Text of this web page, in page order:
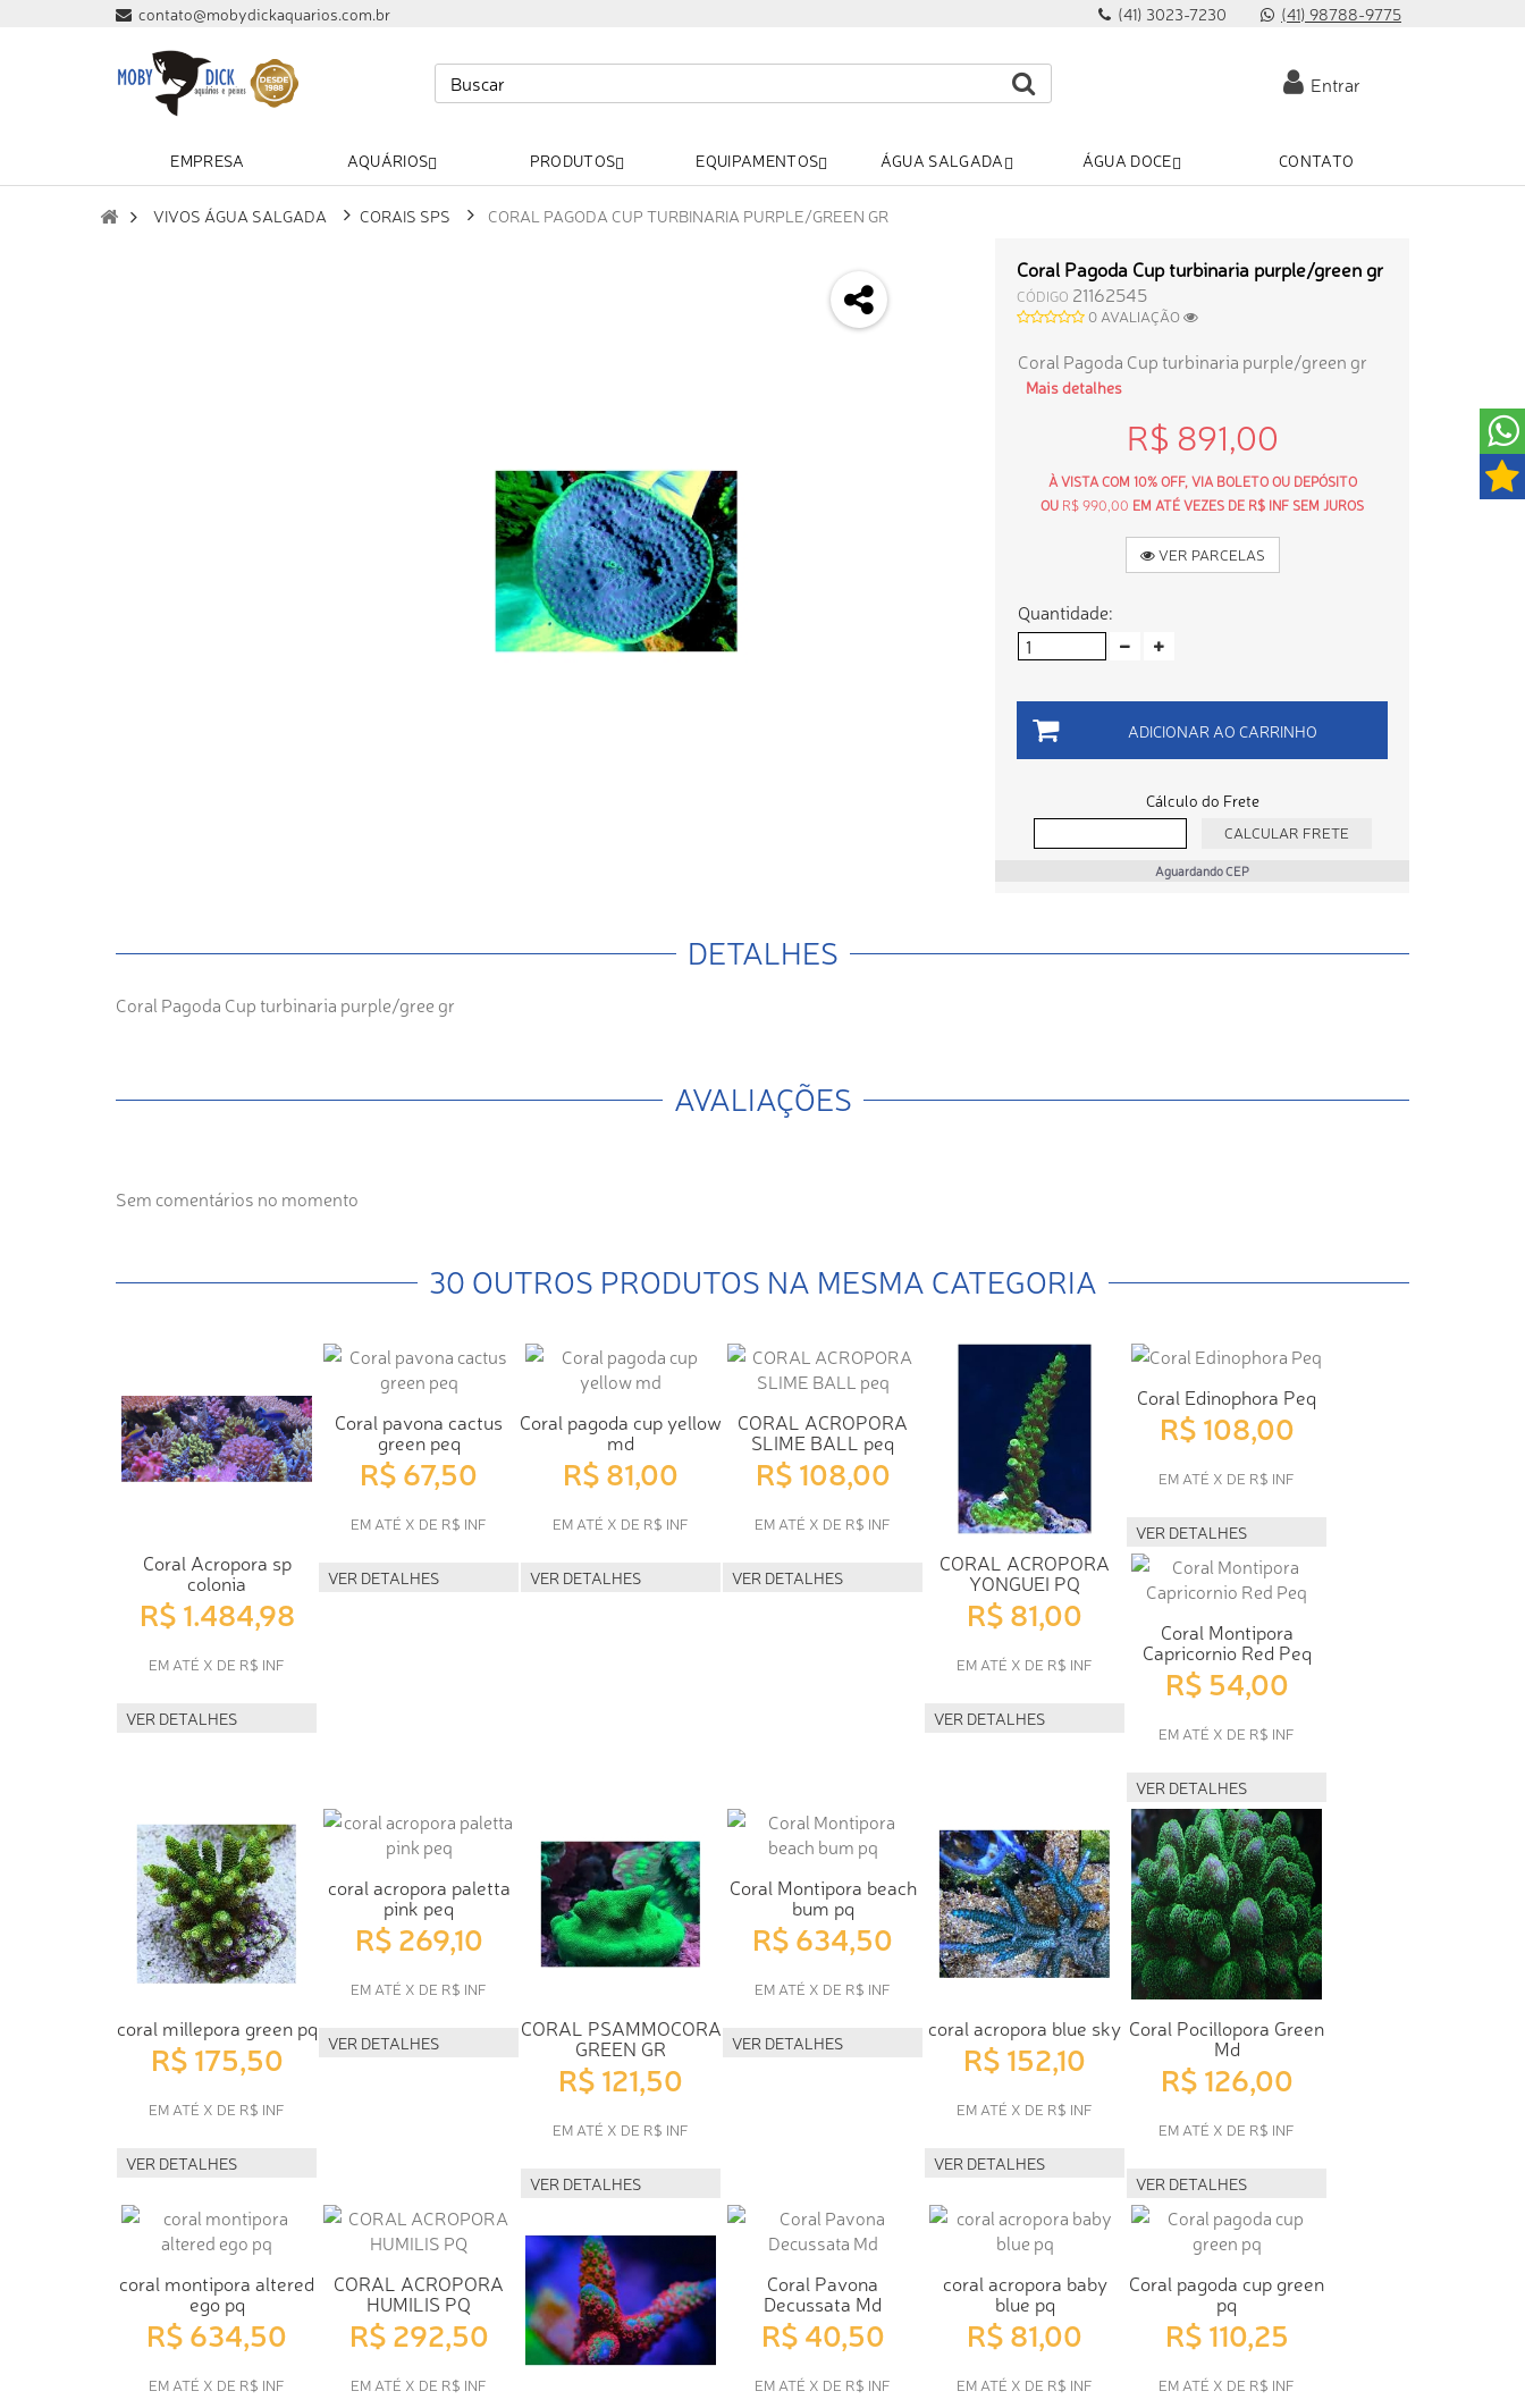
contato@mobydickaquarios.com.br (41) 3023-7230 (41) 98788-9775
Entrar
EMPRESA AQUÁRIOS PRODUTOS EQUIPAMENTOS ÁGUA SALGADA ÁGUA DOCE CONTATO
VIVOS ÁGUA SALGADA CORAIS SPS CORAL PAGODA CUP TURBINARIA PURPLE/GREEN GR
Coral Pagoda Cup turbinaria purple/green gr
CÓDIGO 21162545
0 AVALIAÇÃO
Coral Pagoda Cup turbinaria purple/green gr
Mais detalhes
R$ 891,00
À VISTA COM 10% OFF, VIA BOLETO OU DEPÓSITO
OU R$ 990,00 EM ATÉ VEZES DE R$ INF SEM JUROS
VER PARCELAS
Quantidade:
ADICIONAR AO CARRINHO
Cálculo do Frete
Aguardando CEP
DETALHES
Coral Pagoda Cup turbinaria purple/gree gr
AVALIAÇÕES
Sem comentários no momento
30 OUTROS PRODUTOS NA MESMA CATEGORIA
Coral Acropora sp
colonia
R$ 1.484,98
EM ATÉ X DE R$ INF
VER DETALHES
Coral pavona cactus
green peq
R$ 67,50
EM ATÉ X DE R$ INF
VER DETALHES
Coral pagoda cup yellow
md
R$ 81,00
EM ATÉ X DE R$ INF
VER DETALHES
CORAL ACROPORA
SLIME BALL peq
R$ 108,00
EM ATÉ X DE R$ INF
VER DETALHES
CORAL ACROPORA
YONGUEI PQ
R$ 81,00
EM ATÉ X DE R$ INF
VER DETALHES
Coral Edinophora Peq
R$ 108,00
EM ATÉ X DE R$ INF
VER DETALHES
Coral Montipora
Capricornio Red Peq
R$ 54,00
EM ATÉ X DE R$ INF
VER DETALHES
coral millepora green pq
R$ 175,50
EM ATÉ X DE R$ INF
VER DETALHES
coral acropora paletta
pink peq
R$ 269,10
EM ATÉ X DE R$ INF
VER DETALHES
CORAL PSAMMOCORA
GREEN GR
R$ 121,50
EM ATÉ X DE R$ INF
VER DETALHES
Coral Montipora beach
bum pq
R$ 634,50
EM ATÉ X DE R$ INF
VER DETALHES
coral acropora blue sky
R$ 152,10
EM ATÉ X DE R$ INF
VER DETALHES
Coral Pocillopora Green
Md
R$ 126,00
EM ATÉ X DE R$ INF
VER DETALHES
coral montipora altered
ego pq
R$ 634,50
EM ATÉ X DE R$ INF
CORAL ACROPORA
HUMILIS PQ
R$ 292,50
EM ATÉ X DE R$ INF
Coral Pavona
Decussata Md
R$ 40,50
EM ATÉ X DE R$ INF
coral acropora baby
blue pq
R$ 81,00
EM ATÉ X DE R$ INF
Coral pagoda cup green
pq
R$ 110,25
EM ATÉ X DE R$ INF